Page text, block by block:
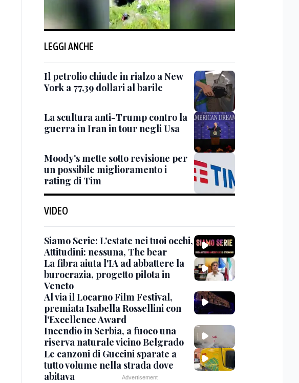
LEGGI ANCHE
Il petrolio chiude in rialzo a New
York a 77,39 dollari al barile
La scultura anti-Trump contro la
guerra in Iran in tour negli Usa
Moody's mette sotto revisione per
un possibile miglioramento i
rating di Tim
VIDEO
Siamo Serie: L'estate nei tuoi occhi,
Attitudini: nessuna, The bear
La fibra aiuta l'IA ad abbattere la
burocrazia, progetto pilota in
Veneto
Al via il Locarno Film Festival,
premiata Isabella Rossellini con
l'Excellence Award
Incendio in Serbia, a fuoco una
riserva naturale vicino Belgrado
Le canzoni di Guccini sparate a
tutto volume nella strada dove
abitava